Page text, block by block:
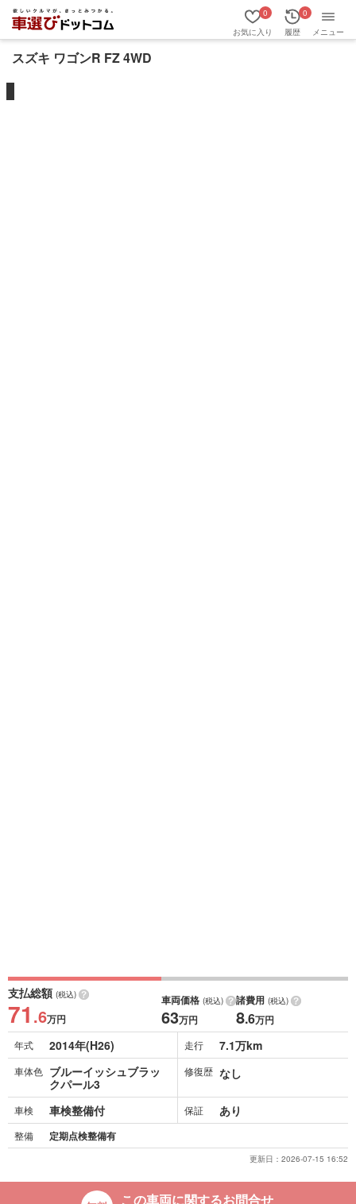
お気に入り
0
履歴
0
メニュー
スズキ ワゴンR FZ 4WD
支払総額 (税込)
71 .6万円
車両価格 (税込)
63万円
諸費用 (税込)
8.6万円
年式 2014年(H26) 走行 7.1万km
車体色 ブルーイッシュブラッ
クパール3
修復歴 なし
車検 車検整備付 保証 あり
整備 定期点検整備有
更新日： 2026-07-15 16:52
この車両に関するお問合せ